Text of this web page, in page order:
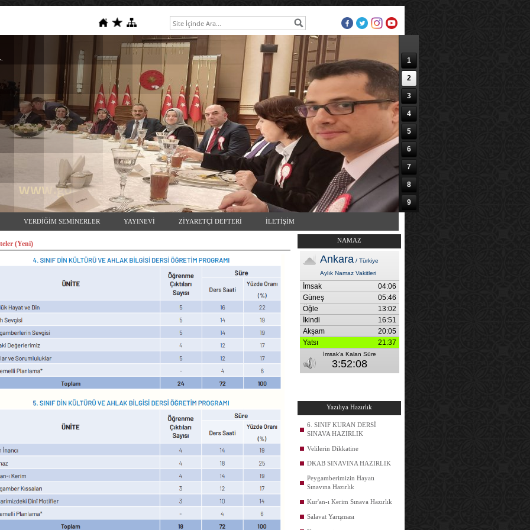
1
2
3
4
5
6
7
8
9
VERDİĞİM SEMİNERLER YAYINEVİ ZİYARETÇİ DEFTERİ İLETİŞİM
(Yeni) NAMAZ
Yazılıya Hazırlık
6. SINIF KURAN DERSİ
SINAVA HAZIRLIK
Velilerin Dikkatine
DKAB SINAVINA HAZIRLIK
Peygamberimizin Hayatı
Sınavına Hazırlık
Kur'an-ı Kerim Sınava Hazırlık
Salavat Yarışması